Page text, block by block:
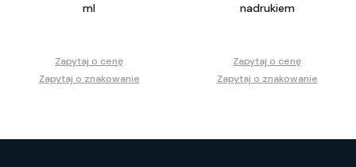
ml
Zapytaj o cenę
Zapytaj o znakowanie
nadrukiem
Zapytaj o cenę
Zapytaj o znakowanie